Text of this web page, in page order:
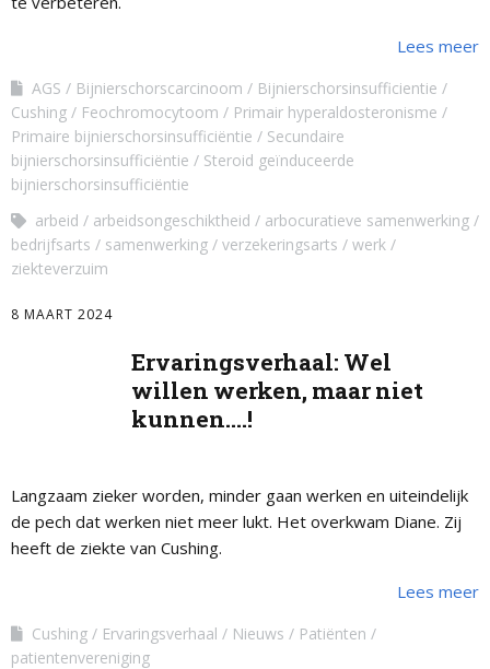
Lees meer
AGS Bijnierschorscarcinoom
Bijnierschorsinsufficientie
Cushing
Feochromocytoom
Primair hyperaldosteronisme
Primaire bijnierschorsinsufficiëntie
Secundaire
bijnierschorsinsufficiëntie
Steroid geïnduceerde
bijnierschorsinsufficiëntie
arbeid
arbeidsongeschiktheid
arbocuratieve samenwerking
bedrijfsarts
samenwerking verzekeringsarts
werk
ziekteverzuim
8 MAART 2024
Ervaringsverhaal: Wel
willen werken, maar niet
kunnen….!
Langzaam zieker worden, minder gaan werken en uiteindelijk
de pech dat werken niet meer lukt. Het overkwam Diane. Zij
heeft de ziekte van Cushing.
Lees meer
Cushing Ervaringsverhaal Nieuws
Patiënten
patientenvereniging